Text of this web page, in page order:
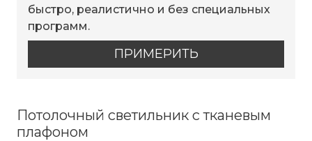
быстро, реалистично и без специальных
программ.
ПРИМЕРИТЬ
Потолочный светильник с тканевым
плафоном